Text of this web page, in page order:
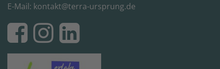
E-Mail: kontakt@terra-ursprung.de